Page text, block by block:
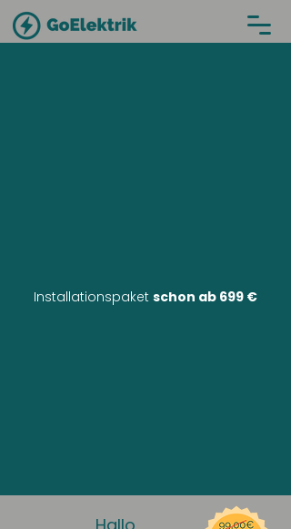
Installationspaket schon ab 699 €